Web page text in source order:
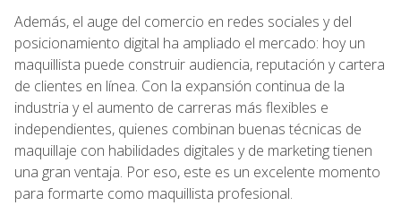
Además, el auge del comercio en redes sociales y del
posicionamiento digital ha ampliado el mercado: hoy un
maquillista puede construir audiencia, reputación y cartera
de clientes en línea. Con la expansión continua de la
industria y el aumento de carreras más flexibles e
independientes, quienes combinan buenas técnicas de
maquillaje con habilidades digitales y de marketing tienen
una gran ventaja. Por eso, este es un excelente momento
para formarte como maquillista profesional.